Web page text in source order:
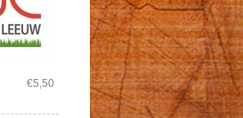
€5,50